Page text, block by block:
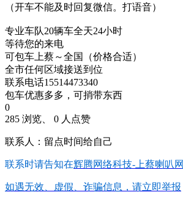
（开车不能及时回复微信。打语音）
专业车队20辆车全天24小时
等待您的来电
可包车上蔡～全国（价格合适）
全市任何区域接送到位
联系电话15514473340
包车优惠多多，可捎带东西
0
285 浏览、 0 人点赞
联系人：留点时间给自己
联系时请告知在辉腾网络科技-上蔡喇叭网
如遇无效、虚假、诈骗信息，请立即举报